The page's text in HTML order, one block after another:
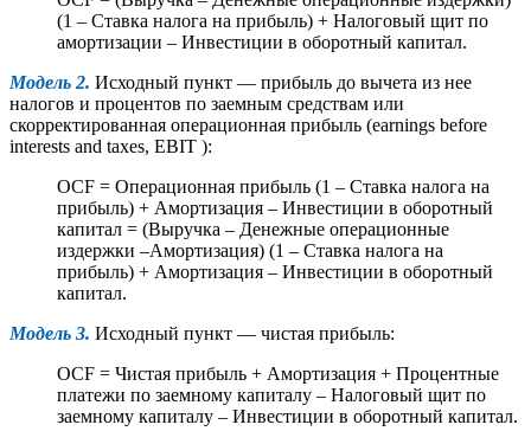
(1 – Ставка налога на прибыль) + Налоговый щит по
амортизации – Инвестиции в оборотный капитал.
Модель 2. Исходный пункт — прибыль до вычета из нее
налогов и процентов по заемным средствам или
скорректированная операционная прибыль (earnings before
interests and taxes, EBIT ):
OCF = Операционная прибыль (1 – Ставка налога на
прибыль) + Амортизация – Инвестиции в оборотный
капитал = (Выручка – Денежные операционные
издержки –Амортизация) (1 – Ставка налога на
прибыль) + Амортизация – Инвестиции в оборотный
капитал.
Модель 3. Исходный пункт — чистая прибыль:
OCF = Чистая прибыль + Амортизация + Процентные
платежи по заемному капиталу – Налоговый щит по
заемному капиталу – Инвестиции в оборотный капитал.